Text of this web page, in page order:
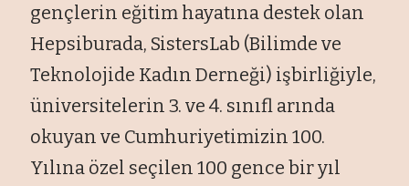
gençlerin eğitim hayatına destek olan
Hepsiburada, SistersLab (Bilimde ve
Teknolojide Kadın Derneği) işbirliğiyle,
üniversitelerin 3. ve 4. sınıfl arında
okuyan ve Cumhuriyetimizin 100.
Yılına özel seçilen 100 gence bir yıl